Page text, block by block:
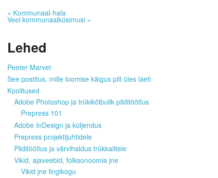
« Kommunaal-hala
Veel kommunaalküsimusi »
Lehed
Peeter Marvet
See postitus, mille loomise käigus pilt üles laeti
Koolitused
Adobe Photoshop ja trükikõlbulik pilditöötlus
Prepress 101
Adobe InDesign ja küljendus
Prepress projektijuhtidele
Pilditöötlus ja värvihaldus trükkalitele
Vikid, ajaveebid, folksonoomia jne
Vikid jne lingikogu